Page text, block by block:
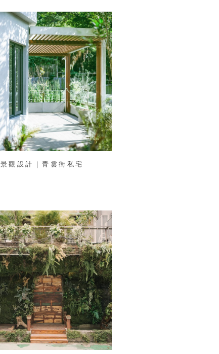
景觀設計｜青雲街私宅